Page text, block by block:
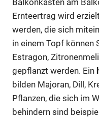
Balkonkasten am
Ernteertrag wird
werden, die sich
in einem Topf können
Estragon,
gepflanzt werden. Ein
bilden Majoran, Dill,
Pflanzen, die sich im
behindern sind